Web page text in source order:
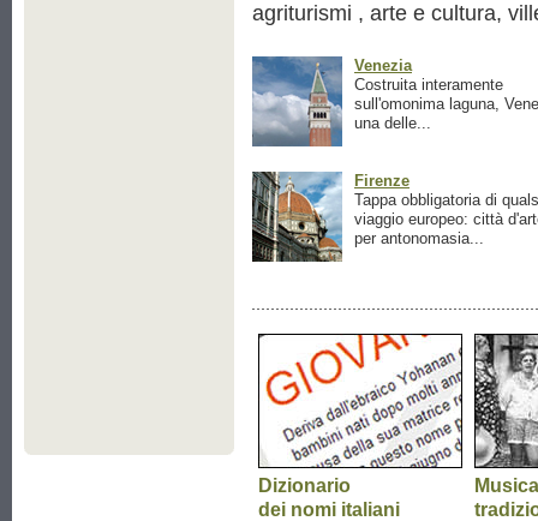
agriturismi , arte e cultura,
Venezia
Costruita interamente
sull'omonima laguna,
una delle...
Firenze
Tappa obbligatoria di
viaggio europeo: città
per antonomasia...
Dizionario
dei nomi italiani
Musica